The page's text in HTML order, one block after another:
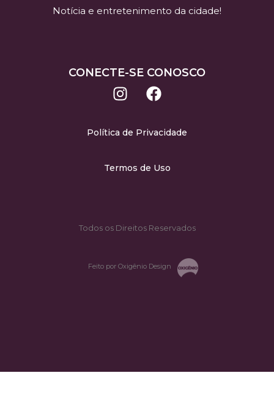
Notícia e entretenimento da cidade!
CONECTE-SE CONOSCO
Política de Privacidade
Termos de Uso
Todos os Direitos Reservados
Feito por Oxigênio Design